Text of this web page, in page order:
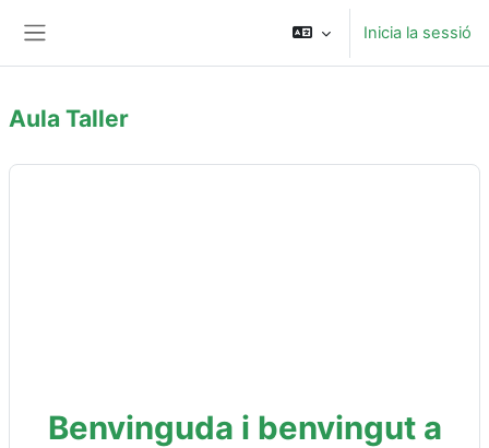
Inicia la sessió
Aula Taller
Blocs de contingut principal
Benvinguda i benvinguta